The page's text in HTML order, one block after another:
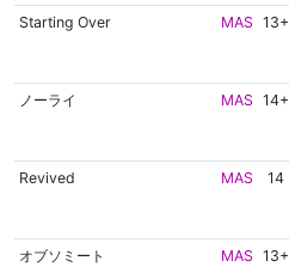
Starting Over MAS 13+
ノーライ MAS 14+
Revived MAS 14
オブソミート MAS 13+